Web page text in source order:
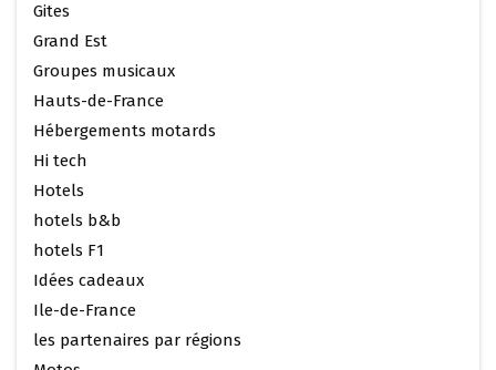
Gites
Grand Est
Groupes musicaux
Hauts-de-France
Hébergements motards
Hi tech
Hotels
hotels b&b
hotels F1
Idées cadeaux
Ile-de-France
les partenaires par régions